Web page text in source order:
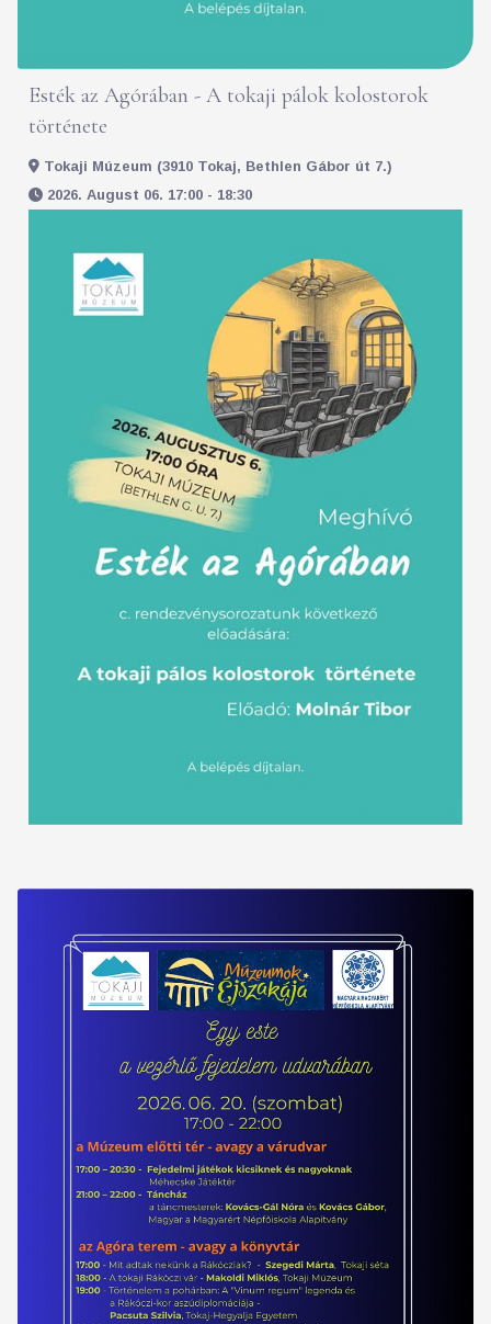
Esték az Agórában - A tokaji pálok kolostorok
története
Tokaji Múzeum (3910 Tokaj, Bethlen Gábor út 7.)
2026. August 06. 17:00 - 18:30